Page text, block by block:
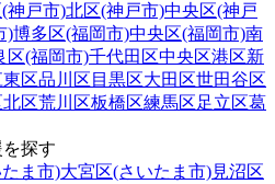
神戸市)北区(神戸市)中央区(神戸
)博多区(福岡市)中央区(福岡市)南
区(福岡市)千代田区中央区港区新
区品川区 目黒区大田区世田谷区
北区荒川区板橋区練馬区足立区葛
探す
ま市)大宮区(さいたま市)見沼区